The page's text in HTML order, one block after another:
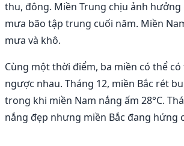
thu, đông. Miền Trung chịu ảnh hưởng
mưa bão tập trung cuối năm. Miền
mưa và khô.
Cùng một thời điểm, ba miền có thể
ngược nhau. Tháng 12, miền Bắc rét
trong khi miền Nam nắng ấm 28°C.
nắng đẹp nhưng miền Bắc đang hứng